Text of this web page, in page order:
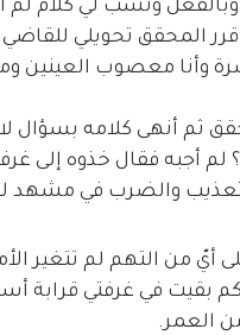
ونسب لي كلام لم
المحقق تحويلي للقاضي
وأنا معصوب العينين
ثم أنهى كلامه بسؤال
أجبه فقال خذوه إلى
والضرب في مشهد لا
من التهم لم تتغير
بقيت في غرفتي قرابة
العمر.